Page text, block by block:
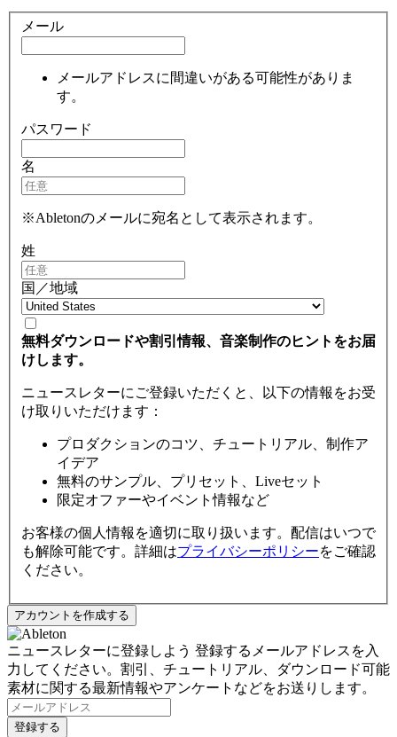
メール
メールアドレスに間違いがある可能性がありま
す。
パスワード
名
※Abletonのメールに宛名として表示されます。
姓
国／地域
無料ダウンロードや割引情報、音楽制作のヒントをお届
けします。
ニュースレターにご登録いただくと、以下の情報をお受
け取りいただけます：
プロダクションのコツ、チュートリアル、制作ア
イデア
無料のサンプル、プリセット、Liveセット
限定オファーやイベント情報など
お客様の個人情報を適切に取り扱います。配信はいつで
も解除可能です。詳細はプライバシーポリシーをご確認
ください。
ニュースレターに登録しよう 登録するメールアドレスを入
力してください。割引、チュートリアル、ダウンロード可能
素材に関する最新情報やアンケートなどをお送りします。